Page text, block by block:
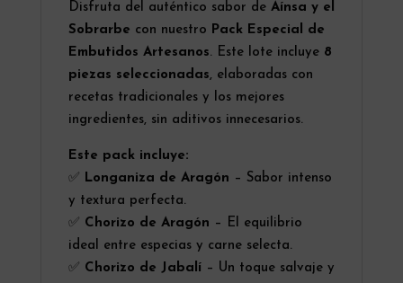
Disfruta del auténtico sabor de Aínsa y el
Sobrarbe con nuestro Pack Especial de
Embutidos Artesanos. Este lote incluye 8
piezas seleccionadas, elaboradas con
recetas tradicionales y los mejores
ingredientes, sin aditivos innecesarios.
Este pack incluye:
✅ Longaniza de Aragón – Sabor intenso
y textura perfecta.
✅ Chorizo de Aragón – El equilibrio
ideal entre especias y carne selecta.
✅ Chorizo de Jabalí – Un toque salvaje y